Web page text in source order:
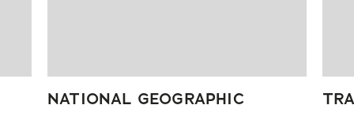
NATIONAL GEOGRAPHIC